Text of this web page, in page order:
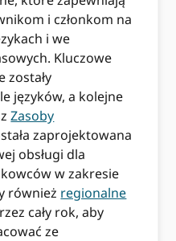
i członkom na
i we
Kluczowe
zostały
języków, a kolejne
Zasoby
zaprojektowana
obsługi dla
w zakresie
również regionalne
cały rok, aby
ze